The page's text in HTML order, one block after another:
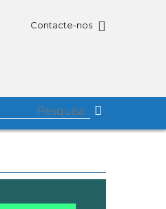
Contacte-nos